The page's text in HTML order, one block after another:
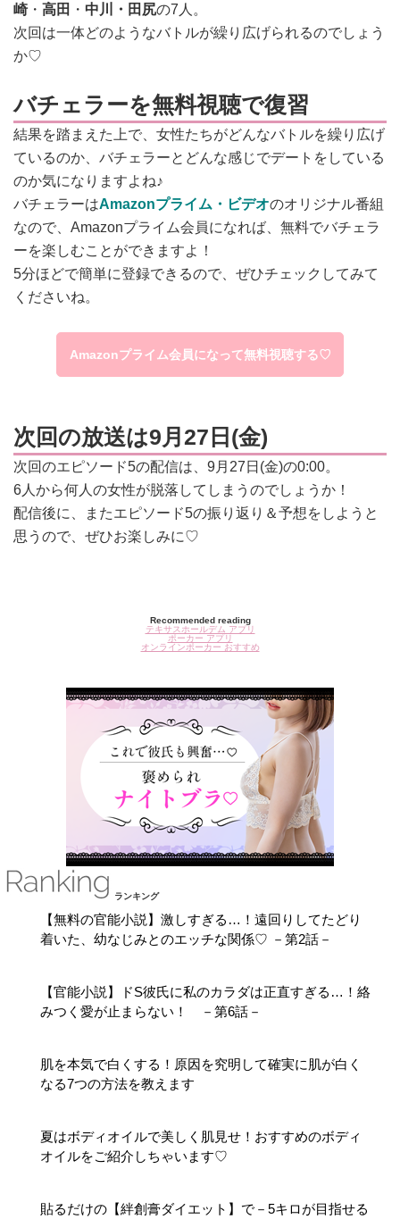
崎・ 高田 ・ 中川・田尻の7人。
次回は一体どのようなバトルが繰り広げられるのでしょう
か♡
バチェラーを無料視聴で復習
結果を踏まえた上で、女性たちがどんなバトルを繰り広げ
ているのか、バチェラーとどんな感じでデートをしている
のか気になりますよね♪
バチェラーはAmazonプライム・ビデオのオリジナル番組
なので、Amazonプライム会員になれば、無料でバチェラ
ーを楽しむことができますよ！
5分ほどで簡単に登録できるので、ぜひチェックしてみて
くださいね。
Amazonプライム会員になって無料視聴する♡
次回の放送は9月27日(金)
次回のエピソード5の配信は、9月27日(金)の0:00。
6人から何人の女性が脱落してしまうのでしょうか！
配信後に、またエピソード5の振り返り＆予想をしようと
思うので、ぜひお楽しみに♡
Recommended reading
テキサスホールデム アプリ
ポーカー アプリ
オンラインポーカー おすすめ
ランキング
【無料の官能小説】激しすぎる…！遠回りしてたどり
着いた、幼なじみとのエッチな関係♡ －第2話－
【官能小説】ドS彼氏に私のカラダは正直すぎる…！絡
みつく愛が止まらない！ －第6話－
肌を本気で白くする！原因を究明して確実に肌が白く
なる7つの方法を教えます
夏はボディオイルで美しく肌見せ！おすすめのボディ
オイルをご紹介しちゃいます♡
貼るだけの【絆創膏ダイエット】で－5キロが目指せる